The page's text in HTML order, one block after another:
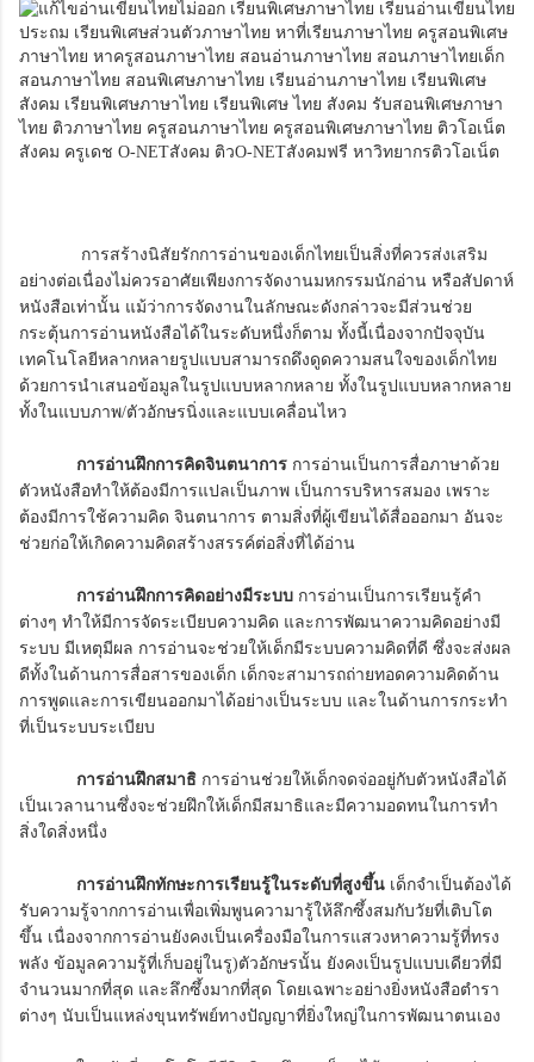
การสร้างนิสัยรักการอ่านของเด็กไทยเป็นสิ่งที่ควรส่งเสริม
อย่างต่อเนื่องไม่ควรอาศัยเพียงการจัดงานมหกรรมนักอ่าน หรือสัปดาห์
หนังสือเท่านั้น แม้ว่าการจัดงานในลักษณะดังกล่าวจะมีส่วนช่วย
กระตุ้นการอ่านหนังสือได้ในระดับหนึ่งก็ตาม ทั้งนี้เนื่องจากปัจจุบัน
เทคโนโลยีหลากหลายรูปแบบสามารถดึงดูดความสนใจของเด็กไทย
ด้วยการนำเสนอข้อมูลในรูปแบบหลากหลาย ทั้งในรูปแบบหลากหลาย
ทั้งในแบบภาพ/ตัวอักษรนิ่งและแบบเคลื่อนไหว
การอ่านฝึกการคิดจินตนาการ การอ่านเป็นการสื่อภาษาด้วย
ตัวหนังสือทำให้ต้องมีการแปลเป็นภาพ เป็นการบริหารสมอง เพราะ
ต้องมีการใช้ความคิด จินตนาการ ตามสิ่งที่ผู้เขียนได้สื่อออกมา อันจะ
ช่วยก่อให้เกิดความคิดสร้างสรรค์ต่อสิ่งที่ได้อ่าน
การอ่านฝึกการคิดอย่างมีระบบ การอ่านเป็นการเรียนรู้คำ
ต่างๆ ทำให้มีการจัดระเบียบความคิด และการพัฒนาความคิดอย่างมี
ระบบ มีเหตุมีผล การอ่านจะช่วยให้เด็กมีระบบความคิดที่ดี ซึ่งจะส่งผล
ดีทั้งในด้านการสื่อสารของเด็ก เด็กจะสามารถถ่ายทอดความคิดด้าน
การพูดและการเขียนออกมาได้อย่างเป็นระบบ และในด้านการกระทำ
ที่เป็นระบบระเบียบ
การอ่านฝึกสมาธิ การอ่านช่วยให้เด็กจดจ่ออยู่กับตัวหนังสือได้
เป็นเวลานานซึ่งจะช่วยฝึกให้เด็กมีสมาธิและมีความอดทนในการทำ
สิ่งใดสิ่งหนึ่ง
การอ่านฝึกทักษะการเรียนรู้ในระดับที่สูงขึ้น เด็กจำเป็นต้องได้
รับความรู้จากการอ่านเพื่อเพิ่มพูนความารู้ให้ลึกซึ้งสมกับวัยที่เติบโต
ขึ้น เนื่องจากการอ่านยังคงเป็นเครื่องมือในการแสวงหาความรู้ที่ทรง
พลัง ข้อมูลความรู้ที่เก็บอยู่ในรู)ตัวอักษรนั้น ยังคงเป็นรูปแบบเดียวที่มี
จำนวนมากที่สุด และลึกซึ้งมากที่สุด โดยเฉพาะอย่างยิ่งหนังสือตำรา
ต่างๆ นับเป็นแหล่งขุนทรัพย์ทางปัญญาที่ยิ่งใหญ่ในการพัฒนาตนเอง